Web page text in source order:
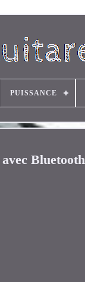
PUISSANCE
Bluetooth